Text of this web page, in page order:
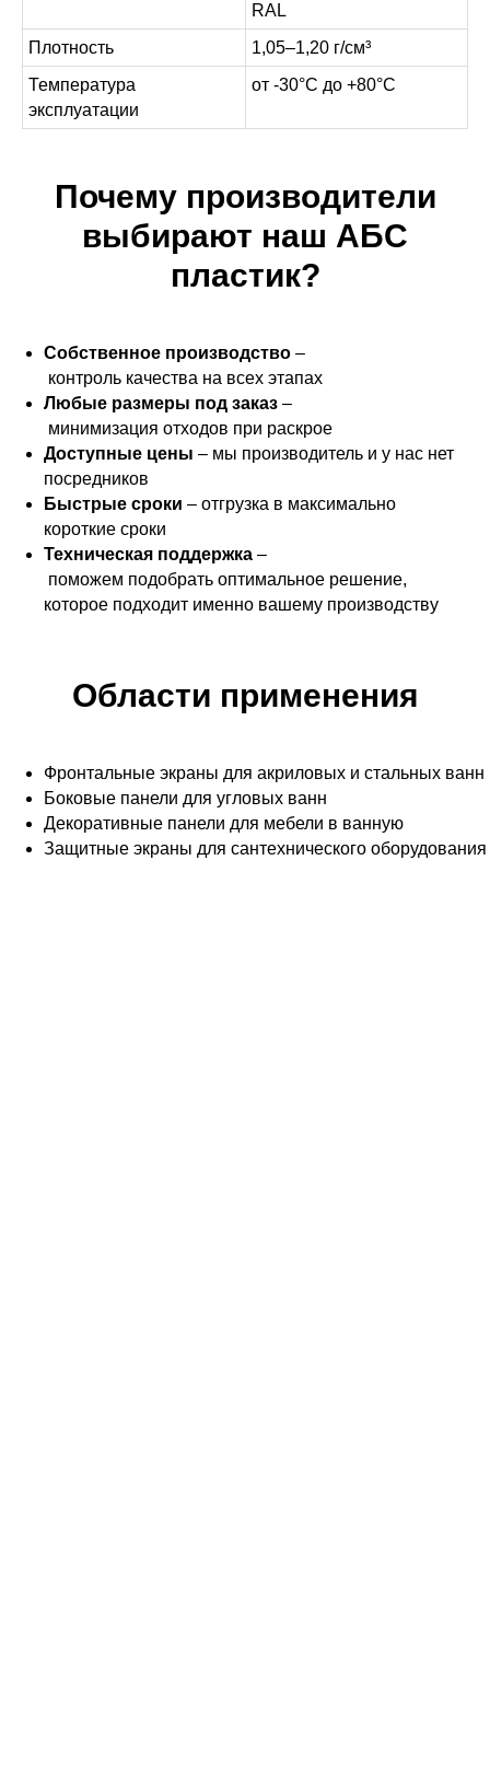
RAL
Плотность
1,05–1,20 г/см³
Температура
эксплуатации
от -30°C до +80°C
Почему производители
выбирают наш АБС
пластик?
Собственное производство –
контроль качества на всех этапах
Любые размеры под заказ –
минимизация отходов при раскрое
Доступные цены – мы производитель и у нас нет
посредников
Быстрые сроки – отгрузка в максимально
короткие сроки
Техническая поддержка –
поможем подобрать оптимальное решение,
которое подходит именно вашему производству
Области применения
Фронтальные экраны для акриловых и стальных ванн
Боковые панели для угловых ванн
Декоративные панели для мебели в ванную
Защитные экраны для сантехнического оборудования